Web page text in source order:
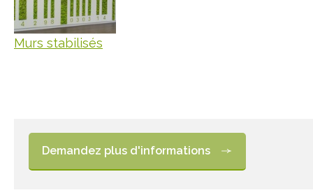
Murs stabilisés
Demandez plus d'informations